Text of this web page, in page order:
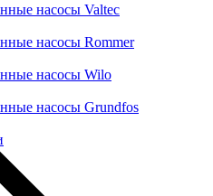
насосы Valtec
насосы Rommer
насосы Wilo
насосы Grundfos